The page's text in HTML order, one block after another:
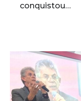
conquistou…